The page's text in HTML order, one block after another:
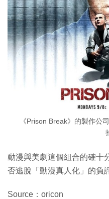
《Prison Break》的製作公
動漫與美劇這個組合的確十
否逃脫「動漫真人化」的負
Source：oricon